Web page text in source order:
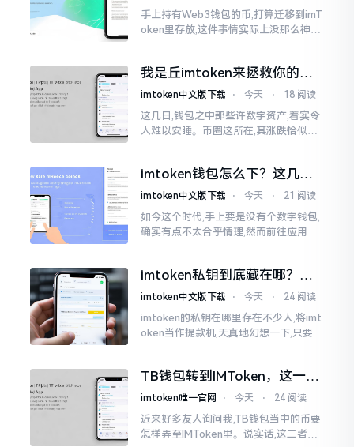
手上持有Web3钱包的币,打算迁移到imT
oken里存放,这件事情实际上没那么神秘
我是丘imtoken来拯救你的钱
包
imtoken中文版下载 ⋅ 今天 ⋅ 18 阅读
这几日,钱包之中那些许数字资产,着实令
人难以安睡。币圈这所在,其涨跌恰似翻
堆币
imtoken钱包怎么下？这几种
靠谱路子别走歪
imtoken中文版下载 ⋅ 今天 ⋅ 21 阅读
如今这个时代,手上要是没有个数字钱包,
确实有点不太合乎情理,然而前往应用商
似乎相似
imtoken私钥到底藏在哪？别
慌，找对地方才安心
imtoken中文版下载 ⋅ 今天 ⋅ 24 阅读
imtoken的私钥在哪里存在不少人,将imt
oken当作提款机,天真地幻想一下,只要把
TB钱包转到IMToken，这一步
别走错
imtoken唯一官网 ⋅ 今天 ⋅ 24 阅读
近来好多友人询问我,TB钱包当中的币要
怎样弄至IMToken里。说实话,这二者皆